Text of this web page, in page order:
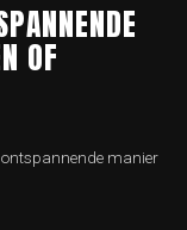
OF
ontspannende manier